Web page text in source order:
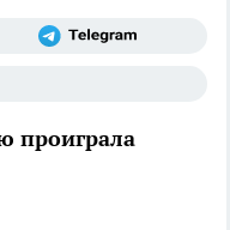
проиграла